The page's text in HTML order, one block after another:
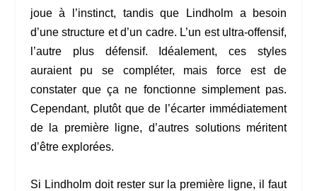
joue à l’instinct, tandis que Lindholm a besoin
d’une structure et d’un cadre. L’un est ultra-offensif,
l’autre plus défensif. Idéalement, ces styles
auraient pu se compléter, mais force est de
constater que ça ne fonctionne simplement pas.
Cependant, plutôt que de l’écarter immédiatement
de la première ligne, d’autres solutions méritent
d’être explorées.
Si Lindholm doit rester sur la première ligne, il faut